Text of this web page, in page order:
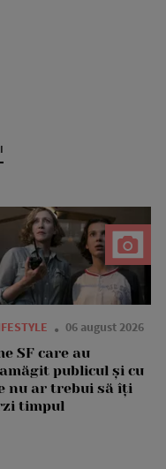
06 august 2026
SF care au
publicul și cu
nu ar trebui să îți
timpul